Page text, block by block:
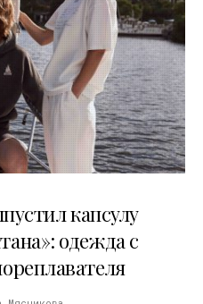
капсулу
одежда с